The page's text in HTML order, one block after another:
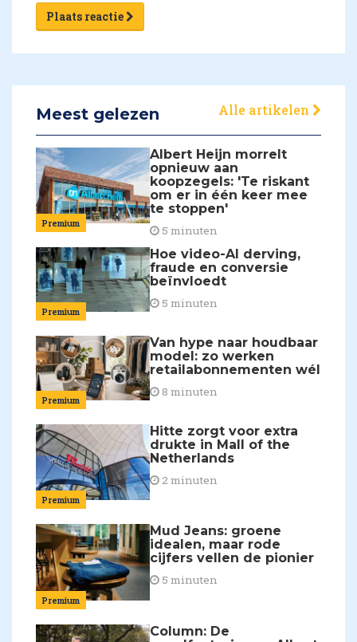
Plaats reactie
Meest gelezen Alle artikelen
Premium
Albert Heijn morrelt
opnieuw aan
koopzegels: 'Te riskant
om er in één keer mee
te stoppen'
5 minuten
Premium
Hoe video-AI derving,
fraude en conversie
beïnvloedt
5 minuten
Premium
Van hype naar houdbaar
model: zo werken
retailabonnementen wél
8 minuten
Premium
Hitte zorgt voor extra
drukte in Mall of the
Netherlands
2 minuten
Premium
Mud Jeans: groene
idealen, maar rode
cijfers vellen de pionier
5 minuten
Column: De